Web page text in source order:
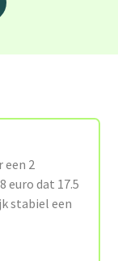
2
euro dat 17.5
stabiel een